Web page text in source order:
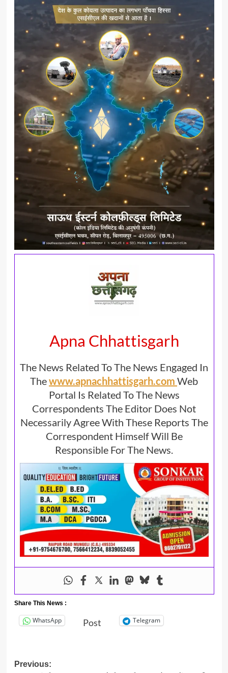
Apna Chhattisgarh
The News Related To The News Engaged In
Thewww.apnachhattisgarh.com Web
Portal Is Related To The News
Correspondents The Editor Does Not
Necessarily Agree With These Reports The
Correspondent Himself Will Be
Responsible For The News.
Share This News :
WhatsApp Post Telegram
Post
Previous: